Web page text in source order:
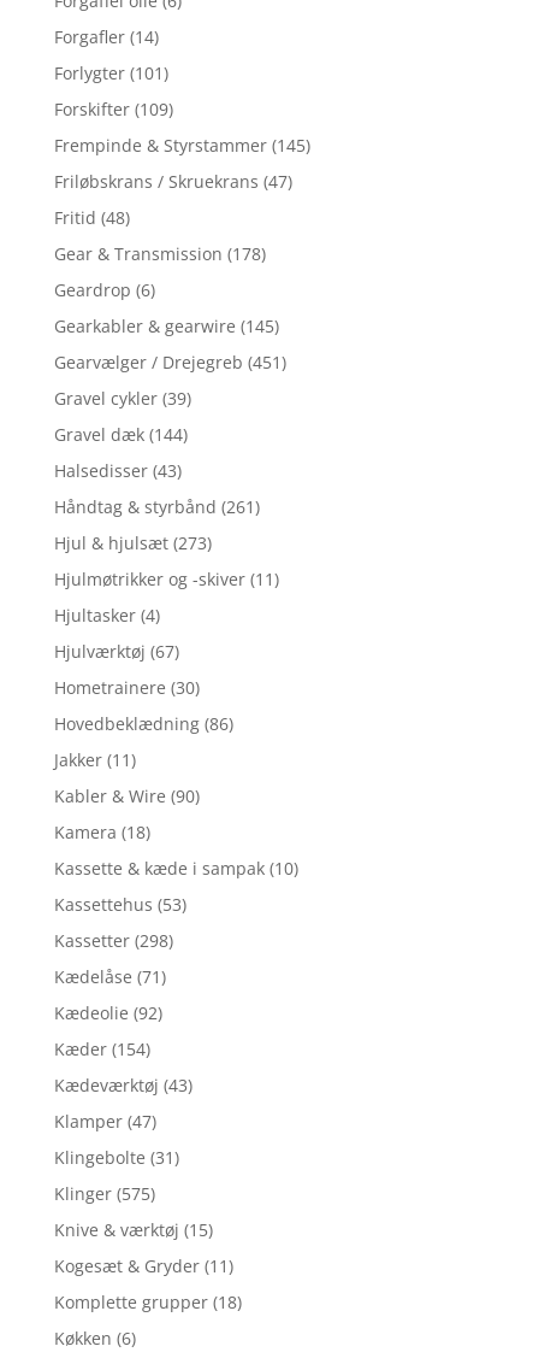
Forgafler (14)
Forlygter (101)
Forskifter (109)
Frempinde & Styrstammer (145)
Friløbskrans / Skruekrans (47)
Fritid (48)
Gear & Transmission (178)
Geardrop (6)
Gearkabler & gearwire (145)
Gearvælger / Drejegreb (451)
Gravel cykler (39)
Gravel dæk (144)
Halsedisser (43)
Håndtag & styrbånd (261)
Hjul & hjulsæt (273)
Hjulmøtrikker og -skiver (11)
Hjultasker (4)
Hjulværktøj (67)
Hometrainere (30)
Hovedbeklædning (86)
Jakker (11)
Kabler & Wire (90)
Kamera (18)
Kassette & kæde i sampak (10)
Kassettehus (53)
Kassetter (298)
Kædelåse (71)
Kædeolie (92)
Kæder (154)
Kædeværktøj (43)
Klamper (47)
Klingebolte (31)
Klinger (575)
Knive & værktøj (15)
Kogesæt & Gryder (11)
Komplette grupper (18)
Køkken (6)